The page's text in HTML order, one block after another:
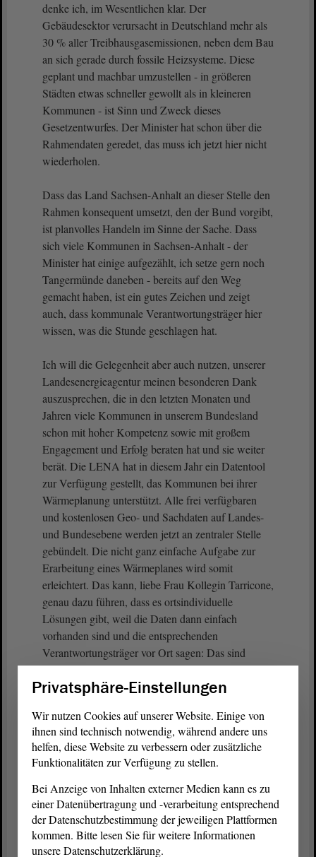
denke ich, im Wesentlichen klar. Der
Gebäudesektor verursacht in Deutschland mehr als
30 % aller Treibhausgasemissionen, neben dem Bau
an sich gerade durch fossile Heizsysteme. Diese
geplant und machbar umzustellen - in größeren
Städten etwas schneller gewollt als in kleineren
Kommunen - ist Sinn und Zweck dieses
Gesetzentwurfes. Der Minister hat schon über die
Rahmendaten geredet, das muss ich jetzt hier nicht
wiederholen.
Dass das Land Sachsen-Anhalt an dieser Stelle den
Rahmen konsequent umsetzt, den der Bund vorgibt,
ist planvolles Handeln im Sinne der Sache. Dass
sich viele Kommunen in Sachsen-Anhalt - der
Minister hat einige aufgezählt, ich setze gern noch
Tangermünde daneben - bereits auf den Weg
gemacht haben, ist ein gutes Zeichen und zeigt
auch, dass kommunale Verantwortungsträger hier
wissen, was die Stunde geschlagen hat.
Ich will die Gelegenheit aber auch nutzen, unserer
Landesenergieagentur meinen besonderen Dank
auszusprechen, die in den letzten Monaten und
Jahren viele Kommunen in unserem Bundesland
schon mit hoher Kompetenz sowie mit großem
Engagement und Erfolg beraten hat und sie weiter
berät. Die LENA hat in diesem Jahr ein Datentool
zur Verfügung gestellt, das Kommunen bei ihrer
Wärmeplanung unterstützt. Alle frei verfügbaren
und kostenlosen Geo- und Sachdaten auf Landes-
und Bundesebene werden jetzt an zentraler Stelle
gebündelt. Die nicht ganz einfache Aufgabe zur
Erarbeitung eines Wärmeplanes wird somit
erleichtert. Das kann, liebe Frau Kollegin Tarricone,
genau dazu führen, dass es ortsindividuelle
Lösungen gibt, weil die Daten dann einfach
vorhanden sind und die entsprechenden
Verantwortungsträger vor Ort sagen: Das sind
unsere Daten, das sind unsere Bedingungen, wir
bauen unsere Wärmeplanung in dieser und jener
vereinfacht die Erstellung von Wärmeplänen
erheblich. Deswegen an dieser Stelle mein
ausdrücklicher Dank und mein Lob für diese Arbeit
der LENA und all denjenigen in der LENA, die an
dieser Arbeit beteiligt sind.
(Zustimmung von Katrin Gensecke, SPD)
Privatsphäre-Einstellungen
Wir nutzen Cookies auf unserer Website. Einige von
ihnen sind technisch notwendig, während andere uns
helfen, diese Website zu verbessern oder zusätzliche
Funktionalitäten zur Verfügung zu stellen.
Bei Anzeige von Inhalten externer Medien kann es zu
einer Datenübertragung und -verarbeitung entsprechend
der Datenschutzbestimmung der jeweiligen Plattformen
kommen. Bitte lesen Sie für weitere Informationen
unsere Datenschutzerklärung.